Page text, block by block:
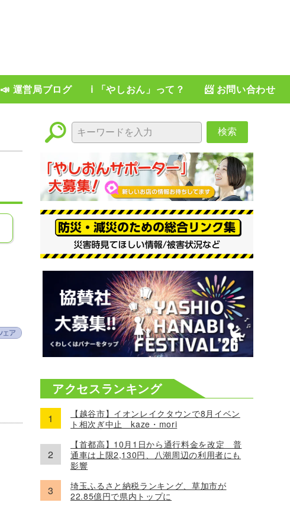
📣 運営局ブログ ℹ️ 「やしおん」って？ 📨 お問い合わせ
検索
アクセスランキング
【越谷市】イオンレイクタウンで8月イベン
ト相次ぎ中止 kaze・mori
【首都高】10月1日から通行料金を改定 普
通車は上限2,130円、八潮周辺の利用者にも
影響
埼玉ふるさと納税ランキング、草加市が
22.85億円で県内トップに